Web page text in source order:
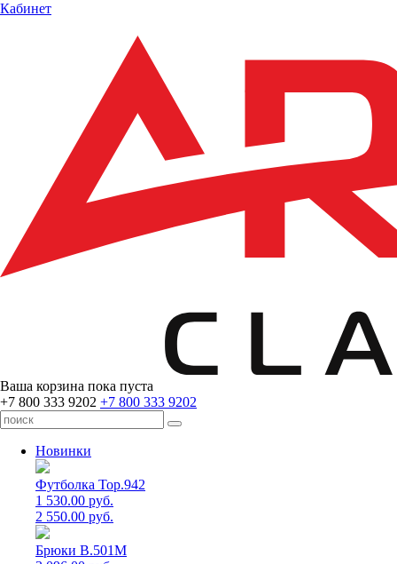
Кабинет
Ваша корзина пока пуста
+7 800 333 9202 +7 800 333 9202
Новинки
Футболка Top.942
1 530.00 руб.
2 550.00 руб.
Брюки B.501M